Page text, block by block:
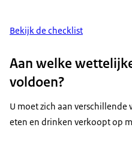
temperatuur
Bekijk de checklist
Aan welke
voldoen?
U moet zich aan
eten en drinken verkoopt op